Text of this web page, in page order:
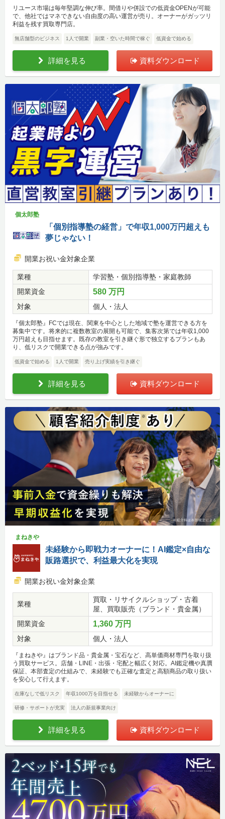
リユース市場は毎年堅調な伸び率。間借りや併設での低資金OPENが可能
で、他社ではマネできない自由度の高い運営が売り。オーナーがガッツリ
利益を残す買取専門店。
無店舗型のビジネス 1人で開業 副業・空いた時間で稼ぐ 低資金で始める
詳細を見る 資料ダウンロード
個太郎塾
「個別指導塾の経営」で年収1,000万円超えも
夢じゃない！
開業お祝い金対象企業
業種
学習塾・個別指導塾・家庭教師
開業資金
580 万円
対象 個人・法人
『個太郎塾』FCでは現在、関東を中心とした地域で塾を運営できる方を
募集中です。将来的に複数教室の展開も可能で、集客次第では年収1,000
万円超えも目指せます。既存の教室を引き継ぐ形で独立するプランもあ
り、低リスクで開業できる点が強みです。
低資金で始める 1人で開業 売り上げ実績を引き継ぐ
詳細を見る 資料ダウンロード
まねきや
未経験から即戦力オーナーに！AI鑑定×自由な
販路選択で、利益最大化を実現
開業お祝い金対象企業
業種
買取・リサイクルショップ・古着
屋、買取販売（ブランド・貴金属）
開業資金
1,360 万円
対象 個人・法人
『まねきや』はブランド品・貴金属・宝石など、高単価商材専門を取り扱
う買取サービス。店舗・LINE・出張・宅配と幅広く対応。AI鑑定機や真贋
保証、本部査定の仕組みで、未経験でも正確な査定と高額商品の取り扱い
を安心して行えます。
在庫なしで低リスク 年収1000万を目指せる 未経験からオーナーに
研修・サポートが充実 法人の新規事業向け
詳細を見る 資料ダウンロード